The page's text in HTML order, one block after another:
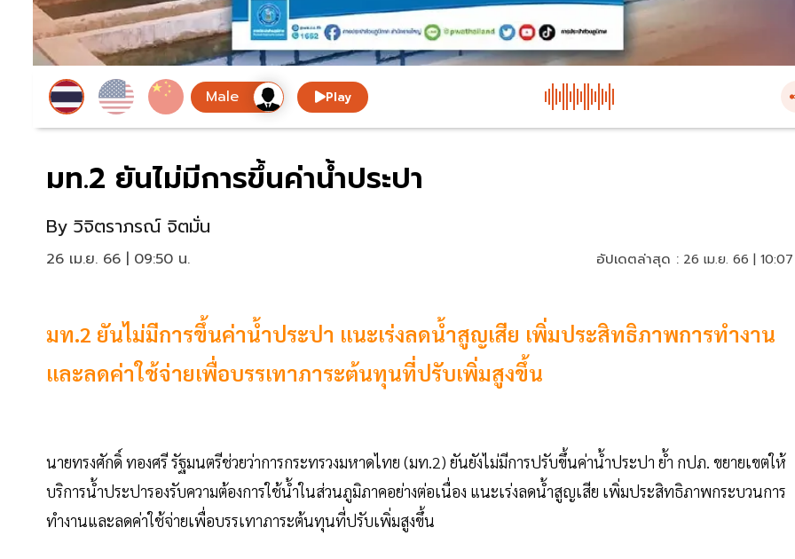
Play
มท.2 ยันไม่มีการขึ้นค่าน้ำประปา
By วิจิตราภรณ์ จิตมั่น
26 เม.ย. 66 | 09:50 น. อัปเดตล่าสุด : 26 เม.ย. 66 |
มท.2 ยันไม่มีการขึ้นค่าน้ำประปา แนะเร่งลดน้ำสูญเสีย เพิ่มประสิทธิภาพการทำงาน
และลดค่าใช้จ่ายเพื่อบรรเทาภาระต้นทุนที่ปรับเพิ่มสูงขึ้น
นายทรงศักดิ์ ทองศรี รัฐมนตรีช่วยว่าการกระทรวงมหาดไทย (มท.2) ยันยังไม่มีการปรับขึ้นค่าน้ำประปา ย้ำ กปภ. ขยายเขตให้
บริการน้ำประปารองรับความต้องการใช้น้ำในส่วนภูมิภาคอย่างต่อเนื่อง แนะเร่งลดน้ำสูญเสีย เพิ่มประสิทธิภาพกระบวนการ
ทำงานและลดค่าใช้จ่ายเพื่อบรรเทาภาระต้นทุนที่ปรับเพิ่มสูงขึ้น